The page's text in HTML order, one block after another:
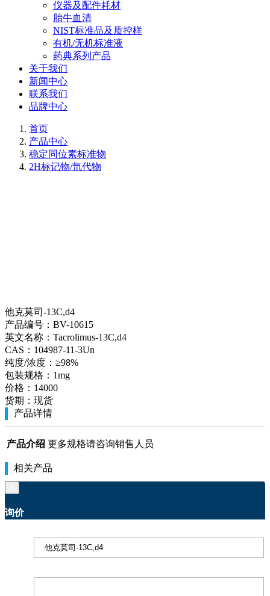
仪器及配件耗材
胎牛血清
NIST标准品及质控样
有机/无机标准液
药典系列产品
关于我们
新闻中心
联系我们
品牌中心
首页
产品中心
稳定同位素标准物
2H标记物/氘代物
他克莫司-13C,d4
产品编号： BV-10615
英文名称： Tacrolimus-13C,d4
CAS： 104987-11-3Un
纯度/浓度： ≥98%
包装规格： 1mg
价格： 14000
货期： 现货
产品详情
产品介绍 更多规格请咨询销售人员
相关产品
询价